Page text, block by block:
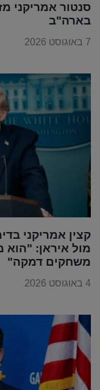
סנטור אמריקני
בארה"ב
7 באוגוסט 2026
קצין אמריקני
מול איראן:
משחקים דמקה"
4 באוגוסט 2026